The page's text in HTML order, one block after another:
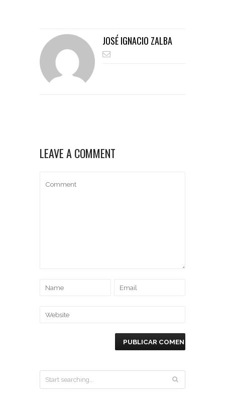
JOSÉ IGNACIO ZALBA
LEAVE A COMMENT